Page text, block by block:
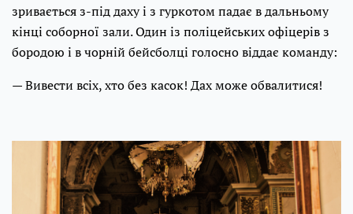
зривається з-під даху і з гуркотом падає в дальньому
кінці соборної зали. Один із поліцейських офіцерів з
бородою і в чорній бейсболці голосно віддає команду:
— Вивести всіх, хто без касок! Дах може обвалитися!